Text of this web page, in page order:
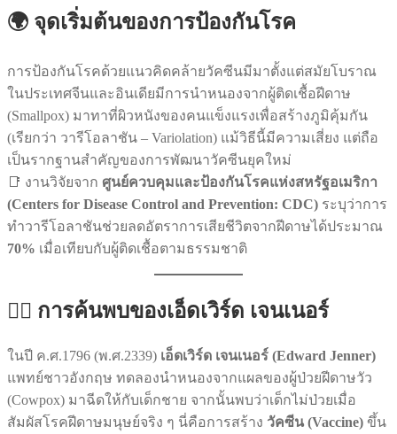
🌍 จุดเริ่มต้นของการป้องกันโรค
การป้องกันโรคด้วยแนวคิดคล้ายวัคซีนมีมาตั้งแต่สมัยโบราณ
ในประเทศจีนและอินเดียมีการนำหนองจากผู้ติดเชื้อฝีดาษ
(Smallpox) มาทาที่ผิวหนังของคนแข็งแรงเพื่อสร้างภูมิคุ้มกัน
(เรียกว่า วารีโอลาชัน – Variolation) แม้วิธีนี้มีความเสี่ยง แต่ถือ
เป็นรากฐานสำคัญของการพัฒนาวัคซีนยุคใหม่
📑 งานวิจัยจาก ศูนย์ควบคุมและป้องกันโรคแห่งสหรัฐอเมริกา
(Centers for Disease Control and Prevention: CDC) ระบุว่าการ
ทำวารีโอลาชันช่วยลดอัตราการเสียชีวิตจากฝีดาษได้ประมาณ
70% เมื่อเทียบกับผู้ติดเชื้อตามธรรมชาติ
👨‍⚕️ การค้นพบของเอ็ดเวิร์ด เจนเนอร์
ในปี ค.ศ.1796 (พ.ศ.2339) เอ็ดเวิร์ด เจนเนอร์ (Edward Jenner)
แพทย์ชาวอังกฤษ ทดลองนำหนองจากแผลของผู้ป่วยฝีดาษวัว
(Cowpox) มาฉีดให้กับเด็กชาย จากนั้นพบว่าเด็กไม่ป่วยเมื่อ
สัมผัสโรคฝีดาษมนุษย์จริง ๆ นี่คือการสร้าง วัคซีน (Vaccine) ขึ้น